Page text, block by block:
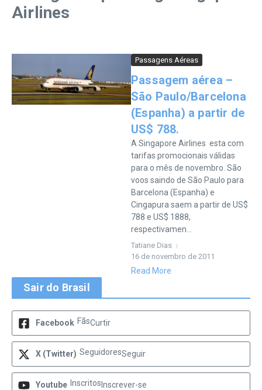
Airlines
Passagens Aéreas
Passagem aérea –
São Paulo/Barcelona
(Espanha) a partir de
US$ 788.
A Singapore Airlines esta com
tarifas promocionais válidas
para o mês de novembro. São
voos saindo de São Paulo para
Barcelona (Espanha) e
Cingapura saem a partir de US$
788 e US$ 1888,
respectivamen...
Tatiane Dias
16 de novembro de 2011
Read More
Sair do Brasil
Facebook FãsCurtir
X (Twitter) SeguidoresSeguir
Youtube Inscritos Inscrever-se